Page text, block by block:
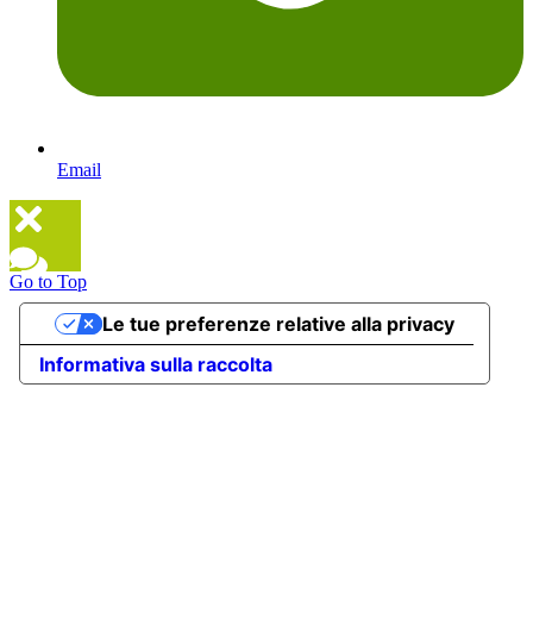
Email
Go to Top
Informativa sulla raccolta
Le tue preferenze relative alla privacy